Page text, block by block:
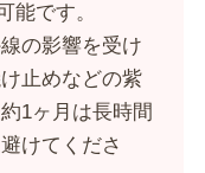
能です。
の影響を受け
止めなどの紫
1ヶ月は長時間
けてくださ